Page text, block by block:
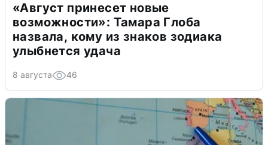
«Август принесет новые
возможности»: Тамара Глоба
назвала, кому из знаков зодиака
улыбнется удача
8 августа 46